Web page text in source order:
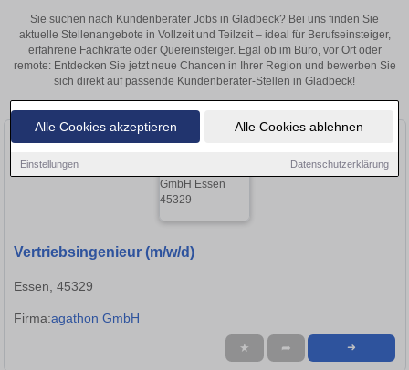
Alle Cookies akzeptieren Alle Cookies ablehnen
Einstellungen Datenschutzerklärung
Sie suchen nach Kundenberater Jobs in Gladbeck? Bei uns finden Sie
aktuelle Stellenangebote in Vollzeit und Teilzeit – ideal für Berufseinsteiger,
erfahrene Fachkräfte oder Quereinsteiger. Egal ob im Büro, vor Ort oder
remote: Entdecken Sie jetzt neue Chancen in Ihrer Region und bewerben Sie
sich direkt auf passende Kundenberater-Stellen in Gladbeck!
Vertriebsingenieur (m/w/d)
Essen, 45329
Firma:agathon GmbH
★ ➦ ➜